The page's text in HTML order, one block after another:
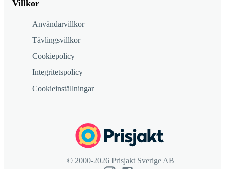
Villkor
Användarvillkor
Tävlingsvillkor
Cookiepolicy
Integritetspolicy
Cookieinställningar
© 2000-2026 Prisjakt Sverige AB